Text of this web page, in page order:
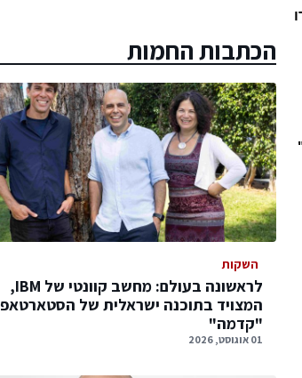
הכתבות החמות
השקות
לראשונה בעולם: מחשב קוונטי של IBM,
המצויד בתוכנה ישראלית של הסטארטאפ
"קדמה"
01 אוגוסט, 2026